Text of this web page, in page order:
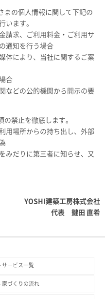
まの個人情報に関して下記の
います。
請求、ご利用料金・ご利用サ
通知を行う場合
体により、当社に関するご案
合
などの公的機関から開示の要
の禁止を徹底します。
用場所からの持ち出し、外部
みだりに第三者に知らせ、又
YOSHI建築工房株式会社
代表 鍵田 直希
サービス一覧
家づくりの流れ